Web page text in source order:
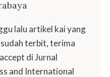
lalu artikel kai yang
terbit, terima
di Jurnal
and International